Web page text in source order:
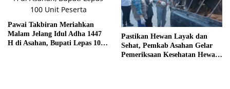
Pawai Takbiran Meriahkan
Malam Jelang Idul Adha 1447
H di Asahan, Bupati Lepas 100
Pastikan Hewan Layak dan
Sehat, Pemkab Asahan Gelar
Pemeriksaan Kesehatan Hewan